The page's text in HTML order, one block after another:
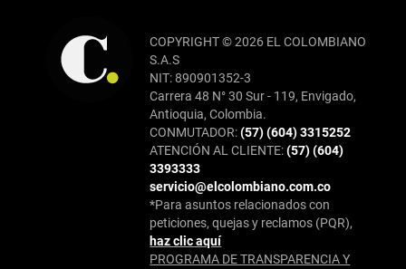
COPYRIGHT © 2026 EL COLOMBIANO
S.A.S
NIT: 890901352-3
Carrera 48 N° 30 Sur - 119, Envigado,
Antioquia, Colombia.
CONMUTADOR:(57) (604) 3315252
ATENCIÓN AL CLIENTE:(57) (604)
3393333
servicio@elcolombiano.com.co
*Para asuntos relacionados con
peticiones, quejas y reclamos (PQR),
haz clic aquí
PROGRAMA DE TRANSPARENCIA Y